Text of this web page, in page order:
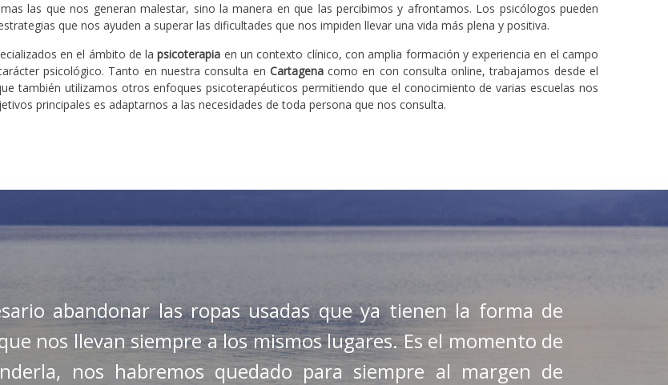
las que nos generan malestar, sino la manera en que las percibimos y afrontamos. Los psicólogos pueden
que nos ayuden a superar las dificultades que nos impiden llevar una vida más plena y positiva.
en el ámbito de lapsicoterapia en un contexto clínico, con amplia formación y experiencia en el campo
psicológico. Tanto en nuestra consulta en Cartagenacomo en con consulta online, trabajamos desde el
también utilizamos otros enfoques psicoterapéuticos permitiendo que el conocimiento de varias escuelas nos
principales es adaptarnos a las necesidades de toda persona que nos consulta.
abandonar las ropas usadas que ya tienen la forma de
nos llevan siempre a los mismos lugares. Es el momento de
nos habremos quedado para siempre al margen de